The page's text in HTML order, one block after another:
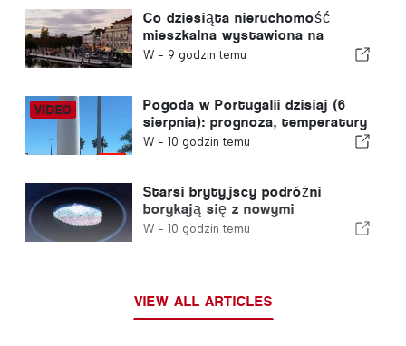
roku w związku z kryzysem w
Ceucie
Co dziesiąta nieruchomość
mieszkalna wystawiona na
sprzedaż w Portugalii znajduje
W - 9 godzin temu
Pogoda w Portugalii dzisiaj (6
sierpnia): prognoza, temperatury
i czego można się spodziewać
W - 10 godzin temu
Starsi brytyjscy podróżni
borykają się z nowymi
kontrolami odcisków palców
W - 10 godzin temu
VIEW ALL ARTICLES